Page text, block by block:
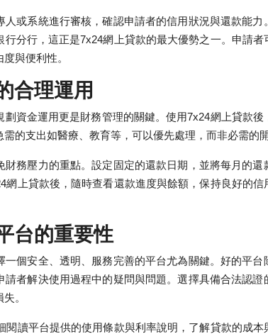
人或系統進行審核，確認申請者的信用狀況與還款能
行分行，這正是7x24網上貸款的最大優勢之一。申請
與便利性。
合理運用
資金運用更是財務管理的關鍵。使用7x24網上貸款
的支出如醫療、教育等，可以優先處理，而非必需的
財務壓力的重點。設定固定的還款日期，並將每月的
網上貸款後，隨時查看還款進度與餘額，保持良好的
台的重要性
一個安全、透明、服務完善的平台尤為關鍵。好的平
請者解決使用過程中的疑問與問題。選擇具備合法認
。
閱讀平台提供的使用條款與利率說明，了解貸款的成